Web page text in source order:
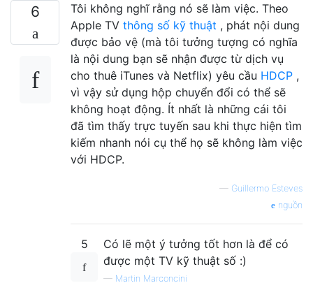
6
Tôi không nghĩ rằng nó sẽ làm việc. Theo
Apple TV thông số kỹ thuật , phát nội dung
được bảo vệ (mà tôi tưởng tượng có nghĩa
là nội dung bạn sẽ nhận được từ dịch vụ
cho thuê iTunes và Netflix) yêu cầu HDCP ,
vì vậy sử dụng hộp chuyển đổi có thể sẽ
không hoạt động. Ít nhất là những cái tôi
đã tìm thấy trực tuyến sau khi thực hiện tìm
kiếm nhanh nói cụ thể họ sẽ không làm việc
với HDCP.
— Guillermo Esteves
nguồn
5
Có lẽ một ý tưởng tốt hơn là để có
được một TV kỹ thuật số :)
— Martin Marconcini